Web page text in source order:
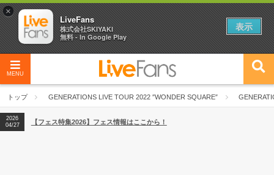
MENU
トップ GENERATIONS LIVE TOUR 2022 ″WONDER SQUARE″
2026
04/27
2026
【ライブ動員ランキング】2026年上半期編発表！
2026
04/27
【フェス特集2026】フェス情報はここから！
×
LiveFans
株式会社SKIYAKI
無料 - In Google Play
表示